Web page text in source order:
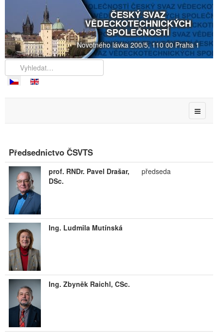
ČESKÝ SVAZ
VĚDECKOTECHNICKÝCH
SPOLEČNOSTÍ
Novotného lávka 200/5, 110 00 Praha 1
Předsednictvo ČSVTS
prof. RNDr. Pavel Drašar,
DSc.
předseda
Ing. Ludmila Mutínská
Ing. Zbyněk Raichl, CSc.